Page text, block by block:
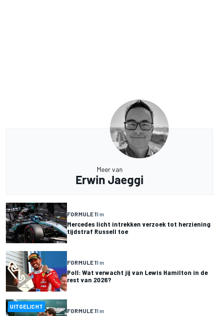
Meer van
Erwin Jaeggi
FORMULE 11 m
Mercedes licht intrekken verzoek tot herziening
tijdstraf Russell toe
FORMULE 11 m
Poll: Wat verwacht jij van Lewis Hamilton in de
rest van 2026?
UITGELICHT
FORMULE 11 m